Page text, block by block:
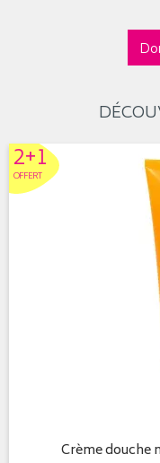
2+1
OFFERT
Crème douche